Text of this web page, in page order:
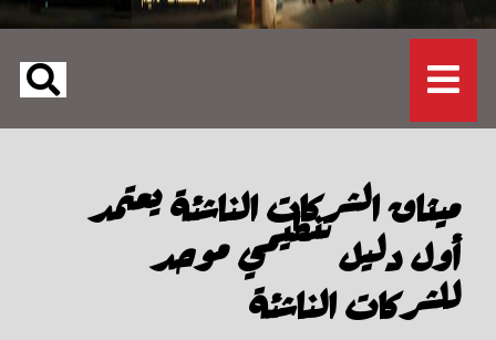
ميثاق الشركات الناشئة يعتمد
أول دليل تنظيمي موحد
للشركات الناشئة